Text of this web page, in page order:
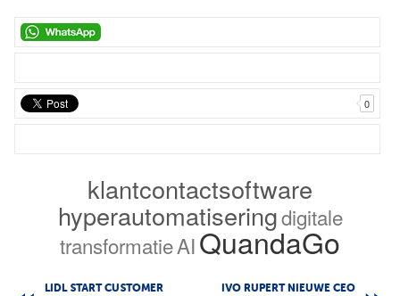
0
klantcontactsoftware
hyperautomatiseringdigitale
transformatieAIQuandaGo
LIDL START CUSTOMER
IVO RUPERT NIEUWE CEO